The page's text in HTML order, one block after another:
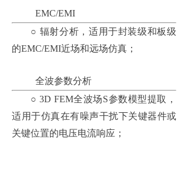
EMC/EMI
○ 辐射分析，适用于封装级和板级
的EMC/EMI近场和远场仿真；
全波参数分析
○3D FEM全波场S参数模型提取，
适用于仿真在有噪声干扰下关键器件或
关键位置的电压电流响应；